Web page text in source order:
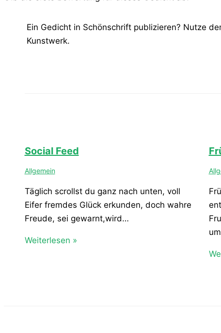
Ein Gedicht in Schönschrift publizieren? Nutze
Kunstwerk.
Social Feed
Allgemein
Täglich scrollst du ganz nach unten, voll
Eifer fremdes Glück erkunden, doch wahre
Freude, sei gewarnt,wird…
Weiterlesen »